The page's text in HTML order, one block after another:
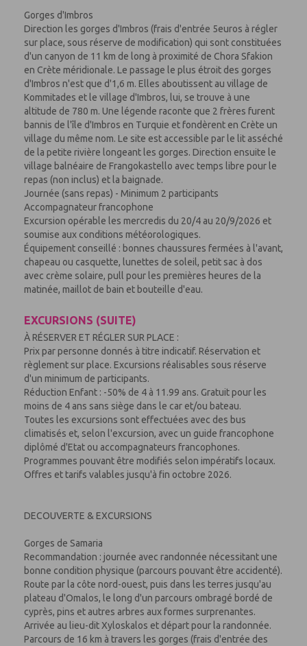
Gorges d'Imbros
Direction les gorges d'Imbros (frais d'entrée 5euros à régler
sur place, sous réserve de modification) qui sont constituées
d'un canyon de 11 km de long à proximité de Chora Sfakion
en Crète méridionale. Le passage le plus étroit des gorges
d'Imbros n'est que d'1,6 m. Elles aboutissent au village de
Kommitades et le village d'Imbros, lui, se trouve à une
altitude de 780 m. Une légende raconte que 2 frères furent
bannis de l'île d'Imbros en Turquie et fondèrent en Crète un
village du même nom. Le site est accessible par le lit asséché
de la petite rivière longeant les gorges. Direction ensuite le
village balnéaire de Frangokastello avec temps libre pour le
repas (non inclus) et la baignade.
Journée (sans repas) - Minimum 2 participants
Accompagnateur francophone
Excursion opérable les mercredis du 20/4 au 20/9/2026 et
soumise aux conditions météorologiques.
Équipement conseillé : bonnes chaussures fermées à l'avant,
chapeau ou casquette, lunettes de soleil, petit sac à dos
avec crème solaire, pull pour les premières heures de la
matinée, maillot de bain et bouteille d'eau.
EXCURSIONS (SUITE)
À RÉSERVER ET RÉGLER SUR PLACE :
Prix par personne donnés à titre indicatif. Réservation et
règlement sur place. Excursions réalisables sous réserve
d'un minimum de participants.
Réduction Enfant : -50% de 4 à 11.99 ans. Gratuit pour les
moins de 4 ans sans siège dans le car et/ou bateau.
Toutes les excursions sont effectuées avec des bus
climatisés et, selon l'excursion, avec un guide francophone
diplômé d'Etat ou accompagnateurs francophones.
Programmes pouvant être modifiés selon impératifs locaux.
Offres et tarifs valables jusqu'à fin octobre 2026.
DECOUVERTE & EXCURSIONS
Gorges de Samaria
Recommandation : journée avec randonnée nécessitant une
bonne condition physique (parcours pouvant être accidenté).
Route par la côte nord-ouest, puis dans les terres jusqu'au
plateau d'Omalos, le long d'un parcours ombragé bordé de
cyprès, pins et autres arbres aux formes surprenantes.
Arrivée au lieu-dit Xyloskalos et départ pour la randonnée.
Parcours de 16 km à travers les gorges (frais d'entrée des